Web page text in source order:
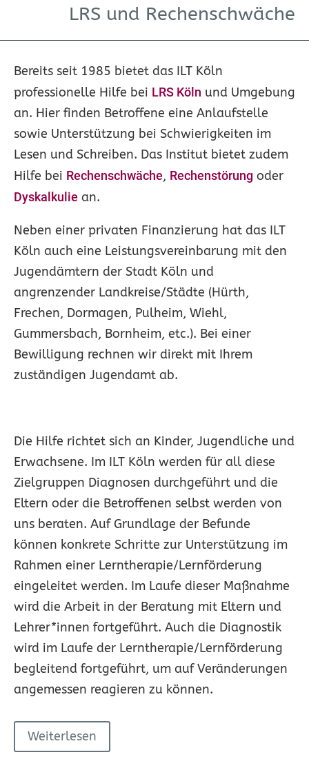
LRS und Rechenschwäche
Bereits seit 1985 bietet das ILT Köln
professionelle Hilfe bei LRS Köln und Umgebung
an. Hier finden Betroffene eine Anlaufstelle
sowie Unterstützung bei Schwierigkeiten im
Lesen und Schreiben. Das Institut bietet zudem
Hilfe bei Rechenschwäche, Rechenstörung oder
Dyskalkulie an.
Neben einer privaten Finanzierung hat das ILT
Köln auch eine Leistungsvereinbarung mit den
Jugendämtern der Stadt Köln und
angrenzender Landkreise/Städte (Hürth,
Frechen, Dormagen, Pulheim, Wiehl,
Gummersbach, Bornheim, etc.). Bei einer
Bewilligung rechnen wir direkt mit Ihrem
zuständigen Jugendamt ab.
Die Hilfe richtet sich an Kinder, Jugendliche und
Erwachsene. Im ILT Köln werden für all diese
Zielgruppen Diagnosen durchgeführt und die
Eltern oder die Betroffenen selbst werden von
uns beraten. Auf Grundlage der Befunde
können konkrete Schritte zur Unterstützung im
Rahmen einer Lerntherapie/Lernförderung
eingeleitet werden. Im Laufe dieser Maßnahme
wird die Arbeit in der Beratung mit Eltern und
Lehrer*innen fortgeführt. Auch die Diagnostik
wird im Laufe der Lerntherapie/Lernförderung
begleitend fortgeführt, um auf Veränderungen
angemessen reagieren zu können.
Weiterlesen